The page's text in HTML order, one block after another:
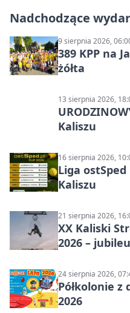
Nadchodzące
9 sierpnia 2026,
389 KPP na
żółta
13 sierpnia 2026,
Kaliszu
16 sierpnia 2026,
Liga ostSped
Kaliszu
21 sierpnia 2026,
XX Kaliski
2026 –
24 sierpnia 2026,
Półkolonie z
2026